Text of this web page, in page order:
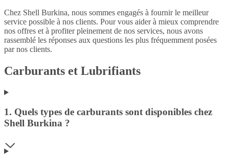
Chez Shell Burkina, nous sommes engagés à fournir le meilleur
service possible à nos clients. Pour vous aider à mieux comprendre
nos offres et à profiter pleinement de nos services, nous avons
rassemblé les réponses aux questions les plus fréquemment posées
par nos clients.
Carburants et Lubrifiants
1. Quels types de carburants sont disponibles chez
Shell Burkina ?